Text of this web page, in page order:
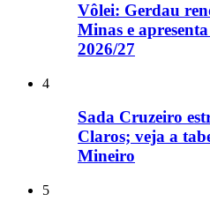
Vôlei: Gerdau
Minas e
2026/27
4
Sada Cruzeiro
Claros; veja a
Mineiro
5